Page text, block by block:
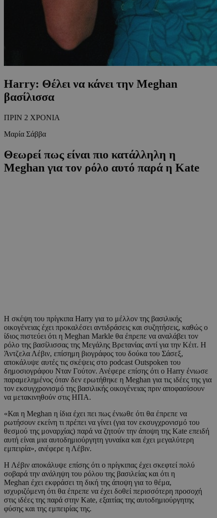
Harry: Θέλει να κάνει την Meghan
βασίλισσα
ΠΡΙΝ 2 ΧΡΟΝΙΑ
Μαρία Σάββα
Θεωρεί πως είναι πιο κατάλληλη η
Meghan για τον ρόλο αυτό παρά η Kate
Η σκέψη του πρίγκιπα Harry για το μέλλον της βασιλικής
οικογένειας έχει προκαλέσει αντιδράσεις και συζητήσεις, καθώς ο
ίδιος πιστεύει ότι η Meghan Markle θα έπρεπε να αναλάβει τον
ρόλο της βασίλισσας της Μεγάλης Βρετανίας αντί για την Κέιτ. Η
Άντζελα Λέβιν, επίσημη βιογράφος του δούκα του Σάσεξ,
αποκάλυψε αυτές τις σκέψεις στο podcast Outspoken του
δημοσιογράφου Νταν Γούτον. Ανέφερε επίσης ότι ο Harry ένιωσε
παραμελημένος όταν δεν ερωτήθηκε η Meghan για τις ιδέες της για
τον εκσυγχρονισμό της βασιλικής οικογένειας πριν αποφασίσουν
να μετακινηθούν στις ΗΠΑ.
«Και η Meghan η ίδια έχει πει πως ένιωθε ότι θα έπρεπε να
ρωτήσουν εκείνη τι πρέπει να γίνει (για τον εκσυγχρονισμό του
θεσμού της μοναρχίας) παρά να ζητούν την άποψη της Kate επειδή
αυτή είναι μια αυτοδημιούργητη γυναίκα και έχει μεγαλύτερη
εμπειρία», ανέφερε η Λέβιν.
Η Λέβιν αποκάλυψε επίσης ότι ο πρίγκιπας έχει σκεφτεί πολύ
σοβαρά την ανάληψη του ρόλου της βασιλείας και ότι η
Meghan έχει εκφράσει τη δική της άποψη για το θέμα,
ισχυριζόμενη ότι θα έπρεπε να έχει δοθεί περισσότερη προσοχή
στις ιδέες της παρά στην Kate, εξαιτίας της αυτοδημιούργητης
φύσης και της εμπειρίας της.